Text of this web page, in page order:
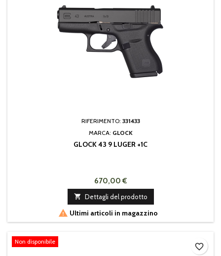
RIFERIMENTO: 331433
MARCA: GLOCK
GLOCK 43 9 LUGER +1C
670,00 €
 Dettagli del prodotto
 Ultimi articoli in magazzino
Non disponibile
favorite_border